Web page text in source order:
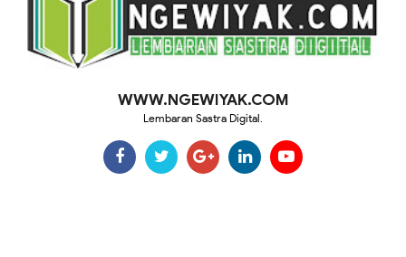
WWW.NGEWIYAK.COM
Lembaran Sastra Digital.